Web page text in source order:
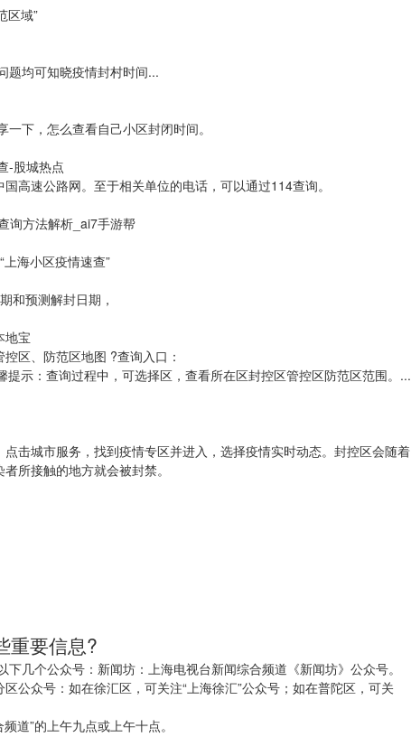
区域”
题均可知晓疫情封村时间...
下，怎么查看自己小区封闭时间。
-股城热点
高速公路网。至于相关单位的电话，可以通过114查询。
询方法解析_ai7手游帮
海小区疫情速查”
和预测解封日期，
地宝
区、防范区地图 ?查询入口：
示：查询过程中，可选择区，查看所在区封控区管控区防范区范围。...
击城市服务，找到疫情专区并进入，选择疫情实时动态。封控区会随着
所接触的地方就会被封禁。
重要信息?
几个公众号：新闻坊：上海电视台新闻综合频道《新闻坊》公众号。
公众号：如在徐汇区，可关注“上海徐汇”公众号；如在普陀区，可关
道”的上午九点或上午十点。